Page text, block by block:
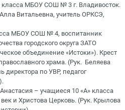
МБОУ СОШ № 3 г. Владивосток.
Витальевна, учитель ОРКСЭ,
МБОУ СОШ № 4, воспитанник
городского округа ЗАТО
объединение «Истоки»). Крест
храма. (Рук. Беляева
директора по УВР, педагог
– учащиеся 10 «А» класса
и Христова Церковь. (Рук. Крылова